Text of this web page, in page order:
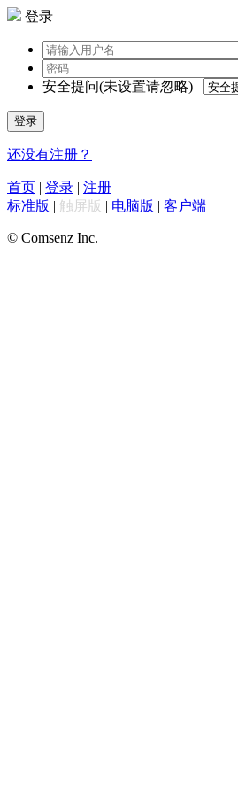
登录
安全提问(未设置请忽略)
登录
还没有注册？
首页 | 登录 | 注册
标准版 | 触屏版 | 电脑版 | 客户端
© Comsenz Inc.